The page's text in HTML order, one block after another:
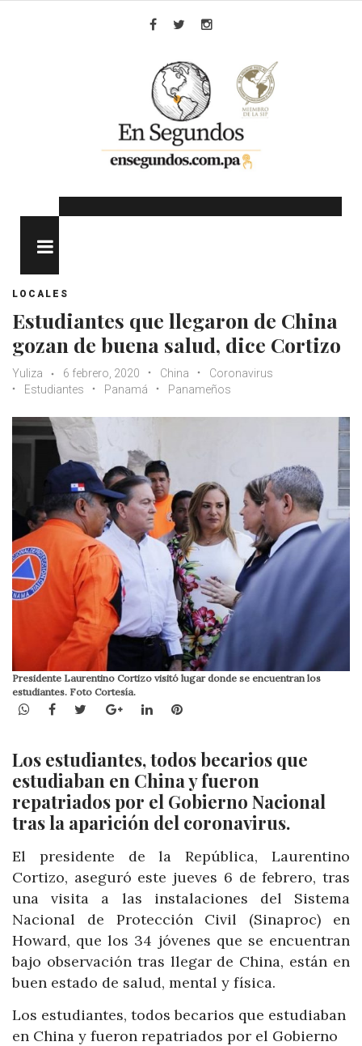
LOCALES
Estudiantes que llegaron de China
gozan de buena salud, dice Cortizo
Yuliza 6 febrero, 2020 China
Coronavirus
Estudiantes
Panamá Panameños
Presidente Laurentino Cortizo visitó lugar donde se encuentran los
estudiantes. Foto Cortesía.
WhatsApp
Facebook
TwitterGoogle+LinkedInPinterest
Los estudiantes, todos becarios que
estudiaban en China y fueron
repatriados por el Gobierno Nacional
tras la aparición del coronavirus.
El presidente de la República, Laurentino
Cortizo, aseguró este jueves 6 de febrero, tras
una visita a las instalaciones del Sistema
Nacional de Protección Civil (Sinaproc) en
Howard, que los 34 jóvenes que se encuentran
bajo observación tras llegar de China, están en
buen estado de salud, mental y física.
Los estudiantes, todos becarios que estudiaban
en China y fueron repatriados por el Gobierno